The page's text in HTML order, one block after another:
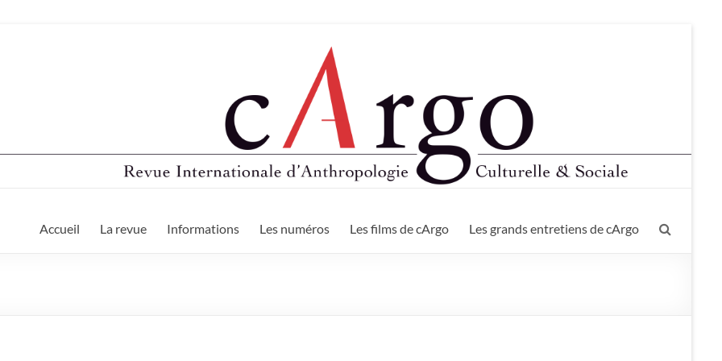
Accueil La revue Informations Les numéros Les films de cArgo Les grands entretiens de cArgo